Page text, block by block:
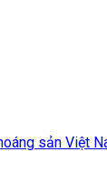
sản Việt